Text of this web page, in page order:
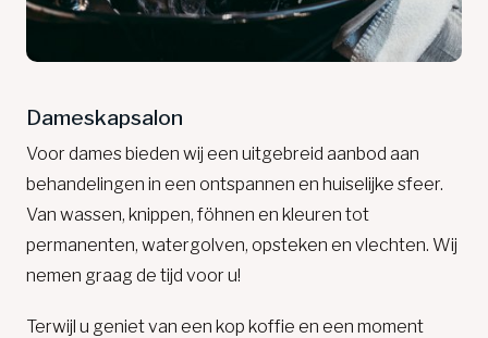
Dameskapsalon
Voor dames bieden wij een uitgebreid aanbod aan
behandelingen in een ontspannen en huiselijke sfeer.
Van wassen, knippen, föhnen en kleuren tot
permanenten, watergolven, opsteken en vlechten. Wij
nemen graag de tijd voor u!
Terwijl u geniet van een kop koffie en een moment